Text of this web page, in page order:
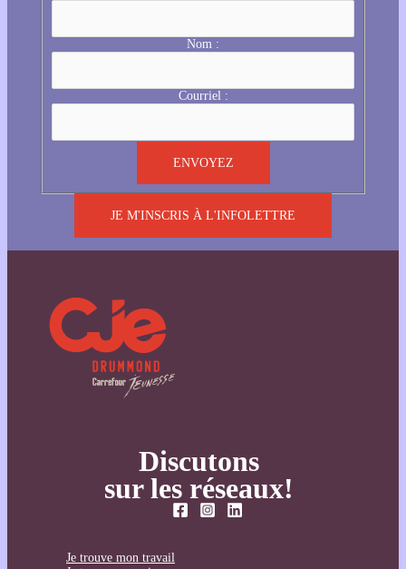
Nom :
Courriel :
JE M'INSCRIS À L'INFOLETTRE
Discutons
sur les réseaux!
Je trouve mon travail